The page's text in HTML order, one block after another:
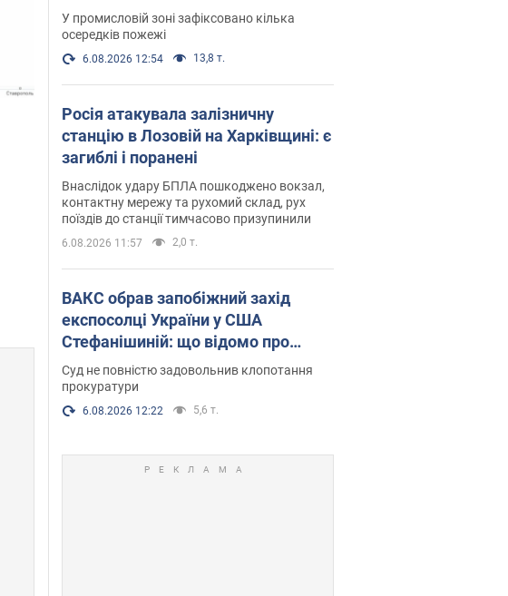
операції. Фото і відео
У промисловій зоні зафіксовано кілька
осередків пожежі
6.08.2026 12:54 13,8 т.
Росія атакувала залізничну
станцію в Лозовій на Харківщині: є
загиблі і поранені
Внаслідок удару БПЛА пошкоджено вокзал,
контактну мережу та рухомий склад, рух
поїздів до станції тимчасово призупинили
6.08.2026 11:57 2,0 т.
ВАКС обрав запобіжний захід
експосолці України у США
Стефанішиній: що відомо про
справу
Суд не повністю задовольнив клопотання
прокуратури
6.08.2026 12:22 5,6 т.